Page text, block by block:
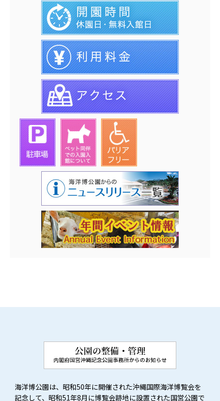
海洋博公園は、昭和50年に開催された沖縄国際海洋博覧会を
記念して、昭和51年8月に博覧会跡地に設置された国営公園で